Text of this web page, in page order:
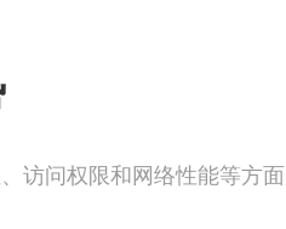
访问权限和网络性能等方面